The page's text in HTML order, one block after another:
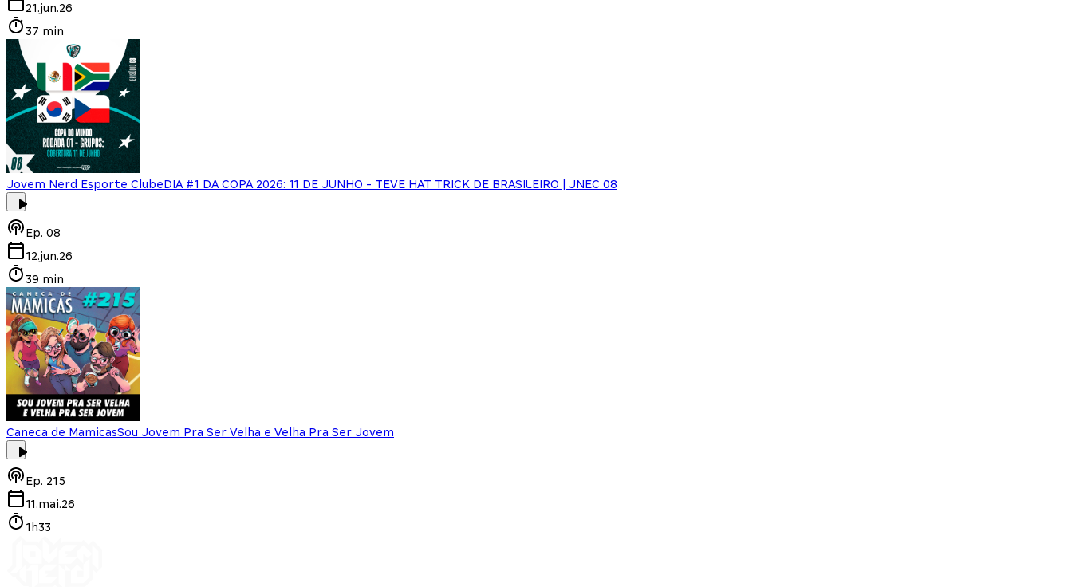
21.jun.26
37 min
Jovem Nerd Esporte ClubeDIA #1 DA COPA 2026: 11 DE JUNHO - TEVE HAT TRICK DE BRASILEIRO | JNEC 08
Ep. 08
12.jun.26
39 min
Caneca de MamicasSou Jovem Pra Ser Velha e Velha Pra Ser Jovem
Ep. 215
11.mai.26
1h33